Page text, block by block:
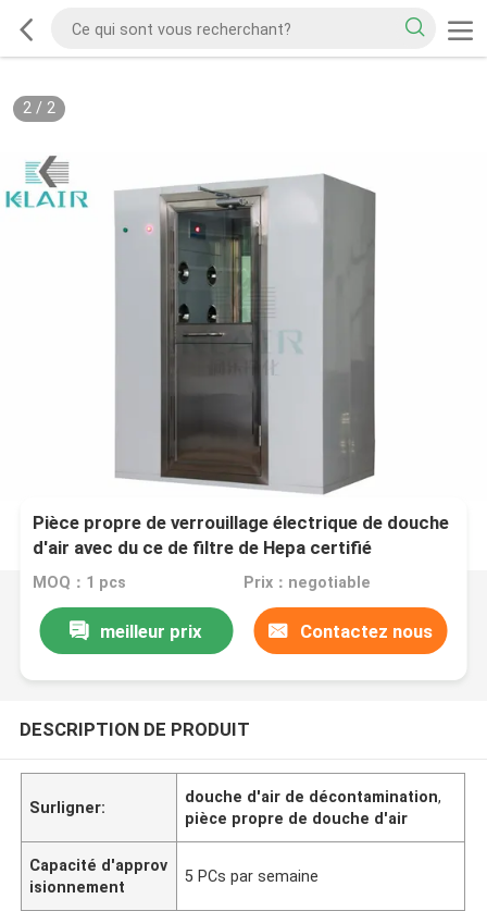
2/ 2
Pièce propre de verrouillage électrique de douche
d'air avec du ce de filtre de Hepa certifié
MOQ：1 pcs Prix：negotiable
meilleur prix Contactez nous
DESCRIPTION DE PRODUIT
Surligner:
douche d'air de décontamination,
pièce propre de douche d'air
Capacité d'approv
isionnement
5 PCs par semaine